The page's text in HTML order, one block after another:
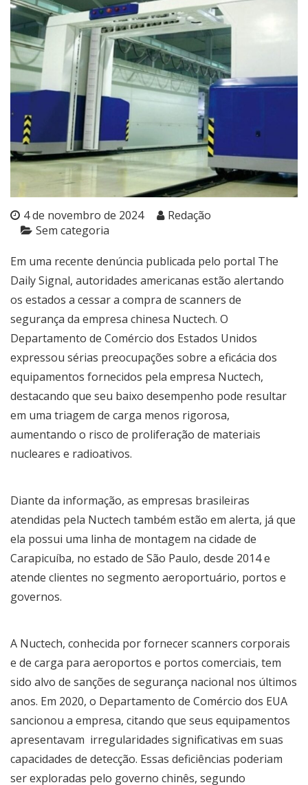
4 de novembro de 2024
Redação
Sem categoria
Em uma recente denúncia publicada pelo portal The
Daily Signal, autoridades americanas estão alertando
os estados a cessar a compra de scanners de
segurança da empresa chinesa Nuctech. O
Departamento de Comércio dos Estados Unidos
expressou sérias preocupações sobre a eficácia dos
equipamentos fornecidos pela empresa Nuctech,
destacando que seu baixo desempenho pode resultar
em uma triagem de carga menos rigorosa,
aumentando o risco de proliferação de materiais
nucleares e radioativos.
Diante da informação, as empresas brasileiras
atendidas pela Nuctech também estão em alerta, já que
ela possui uma linha de montagem na cidade de
Carapicuíba, no estado de São Paulo, desde 2014 e
atende clientes no segmento aeroportuário, portos e
governos.
A Nuctech, conhecida por fornecer scanners corporais
e de carga para aeroportos e portos comerciais, tem
sido alvo de sanções de segurança nacional nos últimos
anos. Em 2020, o Departamento de Comércio dos EUA
sancionou a empresa, citando que seus equipamentos
apresentavam irregularidades significativas em suas
capacidades de detecção. Essas deficiências poderiam
ser exploradas pelo governo chinês, segundo